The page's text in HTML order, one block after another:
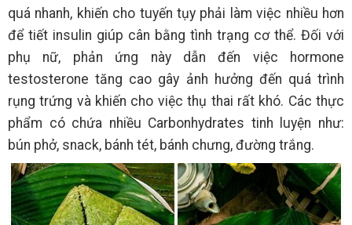
quá nhanh, khiến cho tuyến tụy phải làm việc nhiều hơn
để tiết insulin giúp cân bằng tình trạng cơ thể. Đối với
phụ nữ, phản ứng này dẫn đến việc hormone
testosterone tăng cao gây ảnh hưởng đến quá trình
rụng trứng và khiến cho việc thụ thai rất khó. Các thực
phẩm có chứa nhiều Carbonhydrates tinh luyện như:
bún phở, snack, bánh tét, bánh chưng, đường trắng.